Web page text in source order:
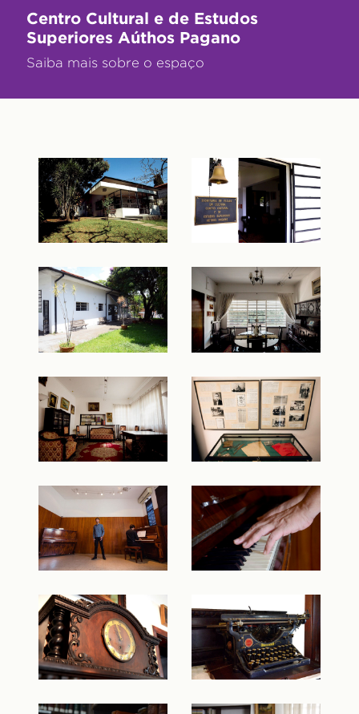
Centro Cultural e de Estudos
Superiores Aúthos Pagano
Saiba mais sobre o espaço